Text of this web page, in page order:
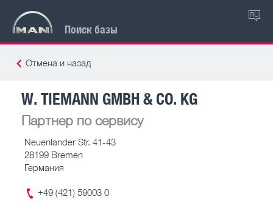
Поиск базы
RU
Отмена и назад
W. TIEMANN GMBH & CO. KG
Партнер по сервису
Neuenlander Str. 41-43
28199 Bremen
Германия
+49 (421) 59003 0